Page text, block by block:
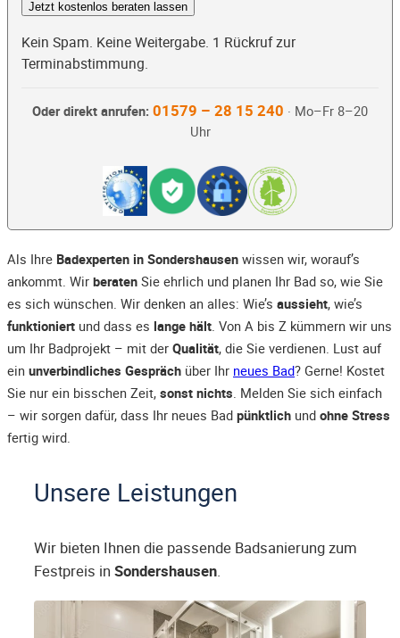
Jetzt kostenlos beraten lassen
Kein Spam. Keine Weitergabe. 1 Rückruf zur
Terminabstimmung.
Oder direkt anrufen: 01579 – 28 15 240 · Mo–Fr 8–20
Uhr
Als Ihre Badexperten in Sondershausen wissen wir, worauf’s
ankommt. Wir beraten Sie ehrlich und planen Ihr Bad so, wie Sie
es sich wünschen. Wir denken an alles: Wie’s aussieht, wie’s
funktioniert und dass es lange hält. Von A bis Z kümmern wir uns
um Ihr Badprojekt – mit der Qualität, die Sie verdienen. Lust auf
ein unverbindliches Gespräch über Ihr neues Bad? Gerne! Kostet
Sie nur ein bisschen Zeit, sonst nichts. Melden Sie sich einfach
– wir sorgen dafür, dass Ihr neues Bad pünktlich und ohne Stress
fertig wird.
Unsere Leistungen
Wir bieten Ihnen die passende Badsanierung zum
Festpreis in Sondershausen.